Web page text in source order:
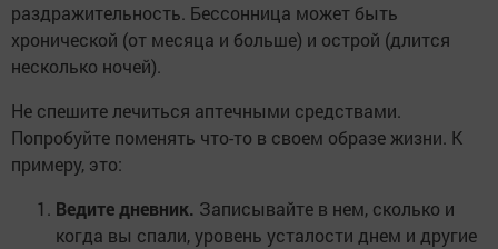
раздражительность. Бессонница может быть
хронической (от месяца и больше) и острой (длится
несколько ночей).
Не спешите лечиться аптечными средствами.
Попробуйте поменять что-то в своем образе жизни. К
примеру, это:
Ведите дневник. Записывайте в нем, сколько и
когда вы спали, уровень усталости днем и другие